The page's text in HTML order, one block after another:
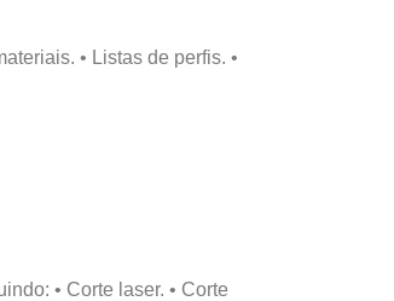
• Listas de perfis. •
• Corte laser. • Corte